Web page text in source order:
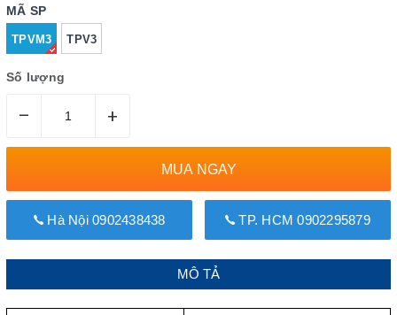
MÃ SP
TPVM3 TPV3
Số lượng
– +
MUA NGAY
Hà Nội 0902438438 TP. HCM 0902295879
MÔ TẢ